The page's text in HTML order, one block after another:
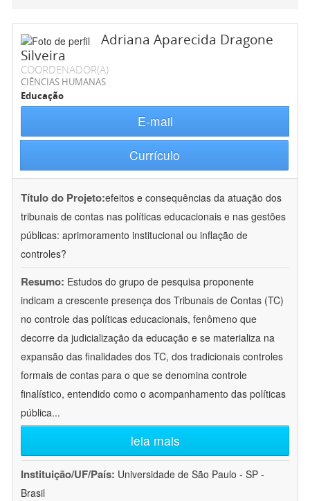
Adriana Aparecida Dragone
Silveira
COORDENADOR(A)
CIÊNCIAS HUMANAS
Educação
E-mail
Currículo
Título do Projeto:efeitos e consequências da atuação dos
tribunais de contas nas políticas educacionais e nas gestões
públicas: aprimoramento institucional ou inflação de
controles?
Resumo: Estudos do grupo de pesquisa proponente
indicam a crescente presença dos Tribunais de Contas (TC)
no controle das políticas educacionais, fenômeno que
decorre da judicialização da educação e se materializa na
expansão das finalidades dos TC, dos tradicionais controles
formais de contas para o que se denomina controle
finalístico, entendido como o acompanhamento das políticas
pública...
leia mais
Instituição/UF/País: Universidade de São Paulo - SP -
Brasil